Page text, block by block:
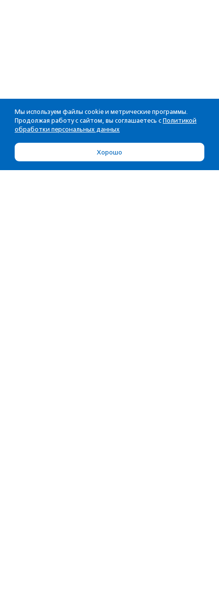
Мы используем файлы cookie и метрические программы.
Продолжая работу с сайтом, вы соглашаетесь с Политикой
обработки персональных данных
Хорошо